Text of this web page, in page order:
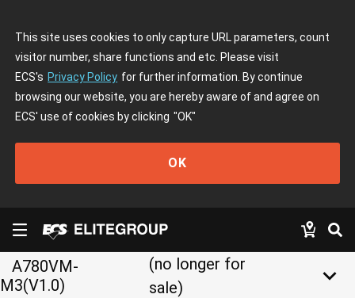
This site uses cookies to only capture URL parameters, count
visitor number, share functions and etc. Please visit
ECS's Privacy Policy for further information. By continue
browsing our website, you are hereby aware of and agree on
ECS' use of cookies by clicking "OK"
OK
A780VM-
M3(V1.0)
(no longer for
sale)
keyboard_arrow_down